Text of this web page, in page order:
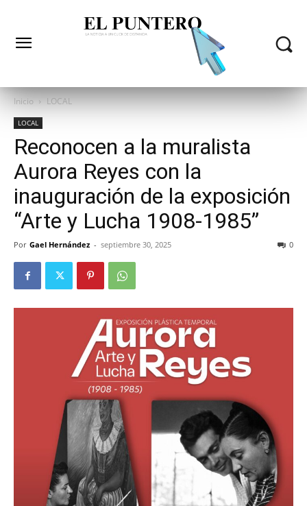
Inicio LOCAL
LOCAL
Reconocen a la muralista
Aurora Reyes con la
inauguración de la exposición
“Arte y Lucha 1908-1985”
Por Gael Hernández - septiembre 30, 2025 0